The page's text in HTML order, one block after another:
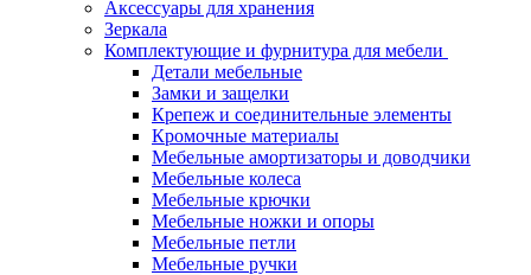
Аксессуары для хранения
Зеркала
Комплектующие и фурнитура для мебели
Детали мебельные
Замки и защелки
Крепеж и соединительные элементы
Кромочные материалы
Мебельные амортизаторы и доводчики
Мебельные колеса
Мебельные крючки
Мебельные ножки и опоры
Мебельные петли
Мебельные ручки